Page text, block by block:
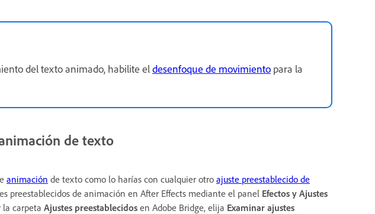
del texto animado, habilite eldesenfoque de movimiento para la
de texto
animación de texto como lo harías con cualquier otro ajuste preestablecido de
preestablecidos de animación en After Effects mediante el panel Efectos y Ajustes
la carpeta Ajustes preestablecidos en Adobe Bridge, elija Examinar ajustes